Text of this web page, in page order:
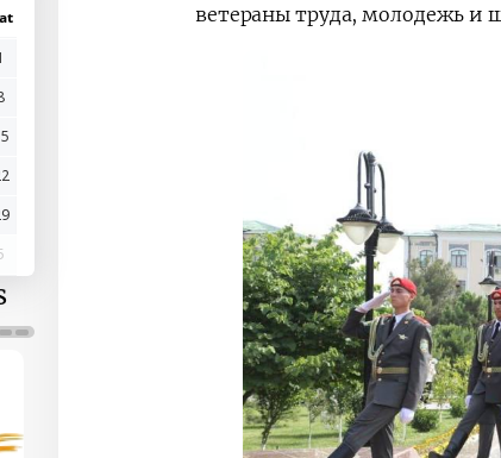
ветераны труда, молодежь и